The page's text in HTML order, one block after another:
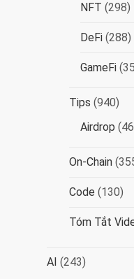
NFT (298)
DeFi (288)
GameFi
Tips (940)
Airdrop
On-Chain
Code (130)
Tóm Tắt
AI (243)